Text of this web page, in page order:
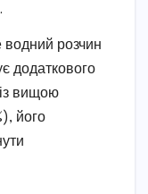
розчин
додаткового
вищою
його